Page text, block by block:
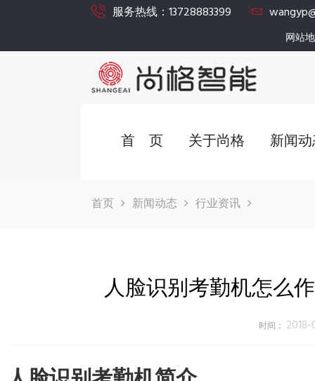
服务热线：13728883399
网站
首 页 关于尚格 新闻
首页 新闻动态 行业资讯
人脸识别考勤机怎么
时间： 2018-